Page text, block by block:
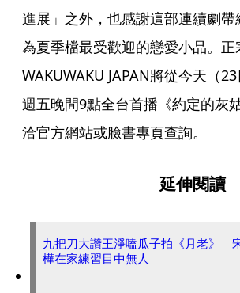
進展」之外，也感謝這部連續劇
為夏季檔最受歡迎的戀愛小品。正
WAKUWAKU JAPAN將從今天（
週五晚間9點全台首播《約定的灰
洽官方網站或臉書專頁查詢。
延伸閱讀
九把刀大讚王淨嗑瓜子拍《月老》
樺在家練習目中無人